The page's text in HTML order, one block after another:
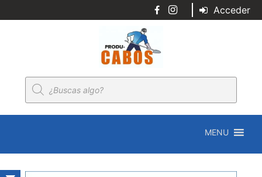
Acceder
Búsqueda
de
productos
MENU